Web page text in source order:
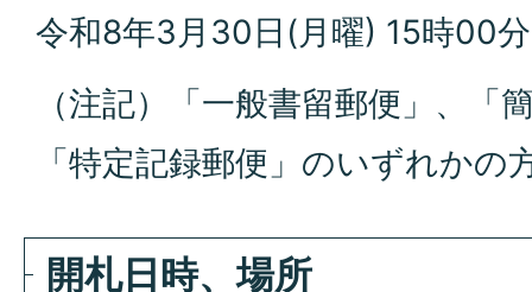
令和8年3月30日(月曜) 15時00分
（注記）「一般書留郵便」、「
「特定記録郵便」のいずれかの
開札日時、場所